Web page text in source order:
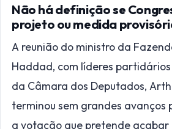
Não há definição se
projeto ou medida
A reunião do ministro da
Haddad, com líderes
da Câmara dos Deputados,
terminou sem grandes
a votação que pretende